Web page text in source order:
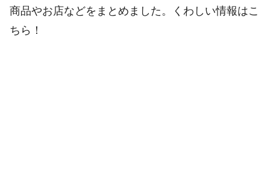
商品やお店などをまとめました。くわしい情報はこ
ちら！